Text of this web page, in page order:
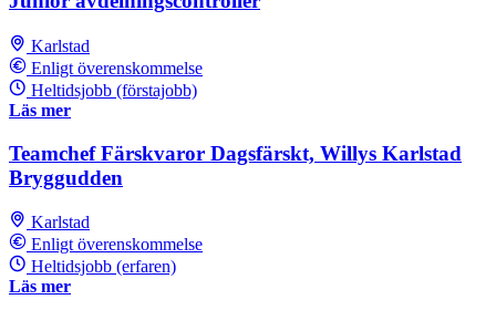
Karlstad
Enligt överenskommelse
Heltidsjobb (förstajobb)
Läs mer
Teamchef Färskvaror Dagsfärskt, Willys Karlstad
Bryggudden
Karlstad
Enligt överenskommelse
Heltidsjobb (erfaren)
Läs mer